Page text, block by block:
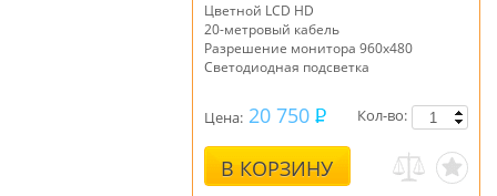
Цветной LCD HD
20-метровый кабель
Разрешение монитора 960х480
Светодиодная подсветка
Цена: 20 750
В КОРЗИНУ
Кол-во: